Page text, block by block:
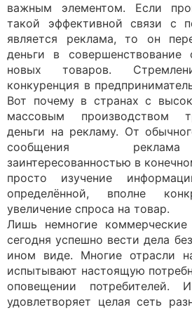
важным элементом. Если
такой эффективной связи с
является реклама, то он
деньги в
новых товаров.
конкуренция в
Вот почему в странах с
массовым производством
деньги на рекламу. От
сообщения
заинтересованностью в
просто изучение
определённой, вполне
увеличение спроса на товар.
Лишь немногие коммерческие
сегодня успешно вести дела
ином виде. Многие отрасли
испытывают настоящую
оповещении потребителей.
удовлетворяет целая сеть